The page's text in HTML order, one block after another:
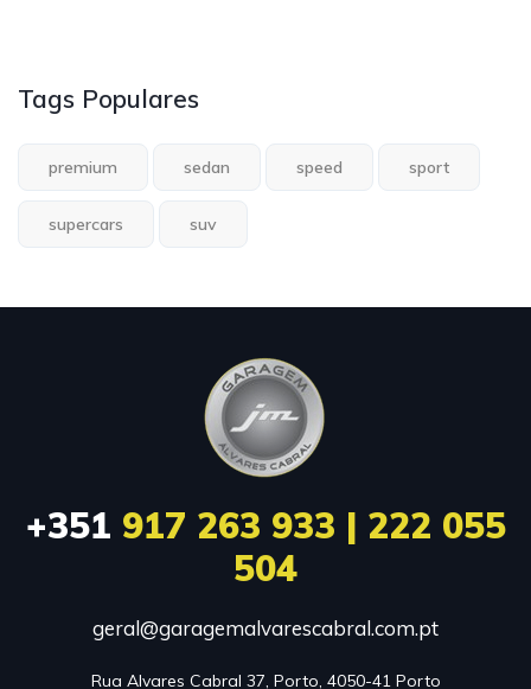
Tags Populares
premium sedan speed sport
supercars suv
+351 917 263 933 | 222 055
504
geral@garagemalvarescabral.com.pt
Rua Alvares Cabral 37, Porto, 4050-41 Porto